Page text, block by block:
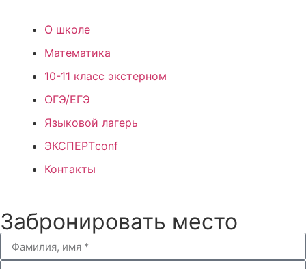
О школе
Математика
10-11 класс экстерном
ОГЭ/ЕГЭ
Языковой лагерь
ЭКСПЕРТconf
Контакты
Забронировать место